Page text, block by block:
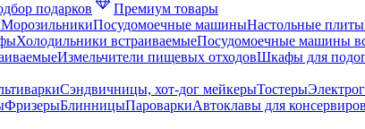
подарков
Премиум товары
МорозильникиПосудомоечные машиныНастольные плиты
Холодильники встраиваемыеПосудомоечные машины
Измельчители пищевых отходовШкафы для
Сэндвичницы, хот-дог мейкерыТостеры
ФризерыБлинницыПароваркиАвтоклавы для